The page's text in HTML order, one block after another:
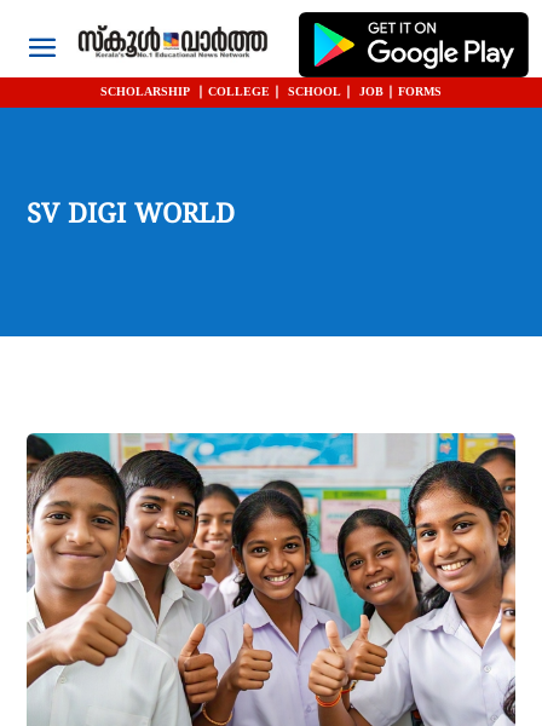
SCHOLARSHIP COLLEGE SCHOOL JOB FORMS
SV DIGI WORLD